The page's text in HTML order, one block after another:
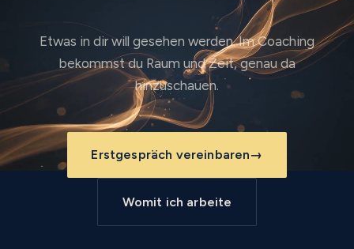
Etwas in dir will gesehen werden. Im Coaching
bekommst du Raum und Zeit, genau da
hinzuschauen.
Erstgespräch vereinbaren→
Womit ich arbeite